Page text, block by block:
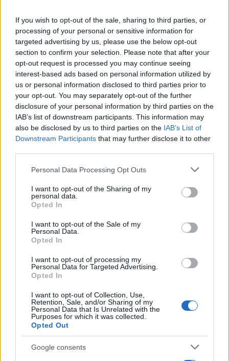
If you wish to opt-out of the sale, sharing to third parties, or
processing of your personal or sensitive information for
targeted advertising by us, please use the below opt-out
section to confirm your selection. Please note that after your
opt-out request is processed you may continue seeing
interest-based ads based on personal information utilized by
us or personal information disclosed to third parties prior to
your opt-out. You may separately opt-out of the further
disclosure of your personal information by third parties on the
IAB’s list of downstream participants. This information may
also be disclosed by us to third parties on the IAB’s List of
Downstream Participants that may further disclose it to other
Please note that this website/app uses one or more Google
not limited to your visit or usage behaviour. You may click to
grant or deny consent to Google and its third-party tags to
use your data for below specified purposes in below Google
consent section.
Personal Data Processing Opt Outs
I want to opt-out of the Sharing of my
personal data.
Opted In
I want to opt-out of the Sale of my
Personal Data.
Opted In
I want to opt-out of processing my
Personal Data for Targeted Advertising.
Opted In
I want to opt-out of Collection, Use,
Retention, Sale, and/or Sharing of my
Personal Data that Is Unrelated with the
Purposes for which it was collected.
Opted Out
Google consents
Billionaire Elon Musk waded into the US
immigration debate, paying a visit to the Texas
border with Mexico to meet with local politicians
and law enforcement and obtain what he called an
‘unfiltered’ view of the situation
https://t.co/YjCFXlppne
pic.twitter.com/xUvAa3HtVe
— Reuters (@Reuters)September 29, 2023
«έγκρισης» των αιτήσεων εκείνων που δικαιούνται
να λάβουν άσυλο έσπευσε να προσθέσει ότι θα
πρέπει να απαγορεύεται η είσοδος σε όσους
«παραβιάζουν τον νόμο». «Θέλουμε να κάνουμε και
και να σταματήσουμε τη ροή των ανθρώπων που
είναι τόσο μεγάλη ώστε οδηγεί στην κατάρρευση
των κοινωνικών υπηρεσιών», είπε με νόημα.
Ο Μασκ, που έχει καταγωγή από τη Νότια Αφρική,
αναφέρθηκε στο δικό του καθεστώς «μετανάστη
στις ΗΠΑ» και τόνισε ότι είναι «εξαιρετικά υπέρ των